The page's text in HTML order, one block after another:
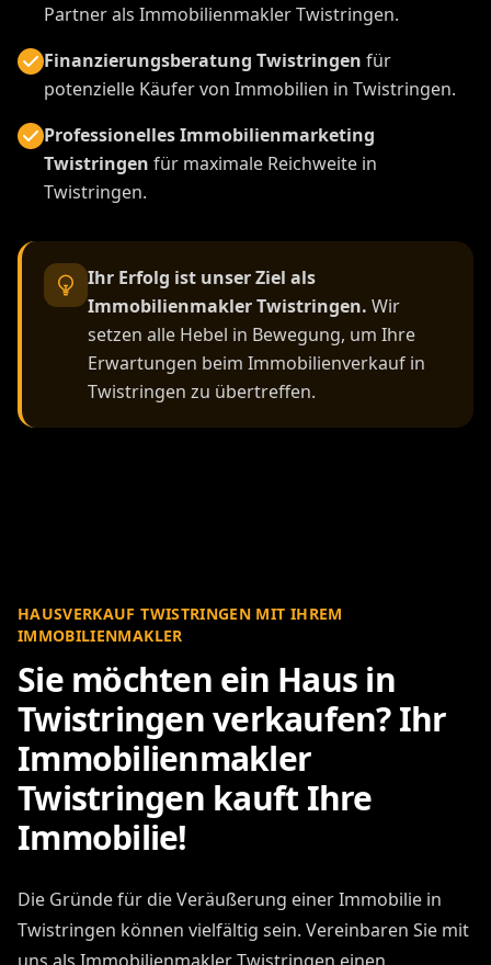
Partner als Immobilienmakler Twistringen.
Finanzierungsberatung Twistringen für
potenzielle Käufer von Immobilien in Twistringen.
Professionelles Immobilienmarketing
Twistringen für maximale Reichweite in
Twistringen.
Ihr Erfolg ist unser Ziel als
Immobilienmakler Twistringen. Wir
setzen alle Hebel in Bewegung, um Ihre
Erwartungen beim Immobilienverkauf in
Twistringen zu übertreffen.
HAUSVERKAUF TWISTRINGEN MIT IHREM
IMMOBILIENMAKLER
Sie möchten ein Haus in
Twistringen verkaufen? Ihr
Immobilienmakler
Twistringen kauft Ihre
Immobilie!
Die Gründe für die Veräußerung einer Immobilie in
Twistringen können vielfältig sein. Vereinbaren Sie mit
uns als Immobilienmakler Twistringen einen